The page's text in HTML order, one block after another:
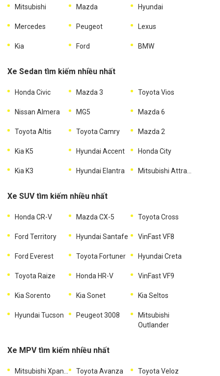
Mitsubishi Mazda Hyundai
Mercedes Peugeot Lexus
Kia Ford BMW
Xe Sedan tìm kiếm nhiều nhất
Honda Civic Mazda 3 Toyota Vios
Nissan Almera MG5 Mazda 6
Toyota Altis Toyota Camry Mazda 2
Kia K5 Hyundai Accent Honda City
Kia K3 Hyundai Elantra Mitsubishi Attrage
Xe SUV tìm kiếm nhiều nhất
Honda CR-V Mazda CX-5 Toyota Cross
Ford Territory Hyundai Santafe VinFast VF8
Ford Everest Toyota Fortuner Hyundai Creta
Toyota Raize Honda HR-V VinFast VF9
Kia Sorento Kia Sonet Kia Seltos
Hyundai Tucson Peugeot 3008
Mitsubishi
Outlander
Xe MPV tìm kiếm nhiều nhất
Mitsubishi Xpander Toyota Avanza Toyota Veloz